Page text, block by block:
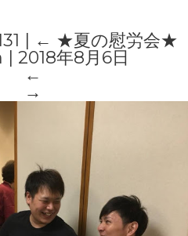
← ★夏の慰労会★
2018年8月6日
←
→